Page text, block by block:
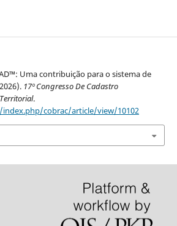
Uma contribuição para o sistema de
17º Congresso De Cadastro
.
cobrac/article/view/10102